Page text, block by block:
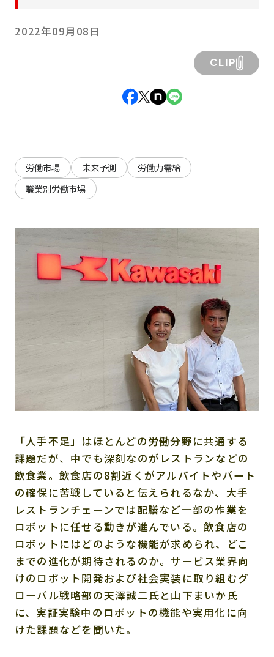
2022年09月08日
CLIP
労働市場 未来予測
労働力需給
職業別労働市場
「人手不足」はほとんどの労働分野に共通する
課題だが、中でも深刻なのがレストランなどの
飲食業。飲食店の8割近くがアルバイトやパート
の確保に苦戦していると伝えられるなか、大手
レストランチェーンでは配膳など一部の作業を
ロボットに任せる動きが進んでいる。飲食店の
ロボットにはどのような機能が求められ、どこ
までの進化が期待されるのか。サービス業界向
けのロボット開発および社会実装に取り組むグ
ローバル戦略部の天澤誠二氏と山下まいか氏
に、実証実験中のロボットの機能や実用化に向
けた課題などを聞いた。